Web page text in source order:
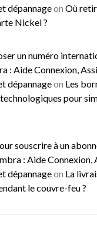
dépannageon Où
Nickel ?
un numéro
: Aide Connexion,
dépannageon Les
technologiques pour
souscrire à un
: Aide Connexion,
dépannageon La
le couvre-feu ?